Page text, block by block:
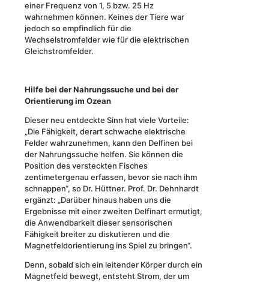
einer Frequenz von 1, 5 bzw. 25 Hz
wahrnehmen können. Keines der Tiere war
jedoch so empfindlich für die
Wechselstromfelder wie für die elektrischen
Gleichstromfelder.
Hilfe bei der Nahrungssuche und bei der
Orientierung im Ozean
Dieser neu entdeckte Sinn hat viele Vorteile:
„Die Fähigkeit, derart schwache elektrische
Felder wahrzunehmen, kann den Delfinen bei
der Nahrungssuche helfen. Sie können die
Position des versteckten Fisches
zentimetergenau erfassen, bevor sie nach ihm
schnappen“, so Dr. Hüttner. Prof. Dr. Dehnhardt
ergänzt: „Darüber hinaus haben uns die
Ergebnisse mit einer zweiten Delfinart ermutigt,
die Anwendbarkeit dieser sensorischen
Fähigkeit breiter zu diskutieren und die
Magnetfeldorientierung ins Spiel zu bringen“.
Denn, sobald sich ein leitender Körper durch ein
Magnetfeld bewegt, entsteht Strom, der um